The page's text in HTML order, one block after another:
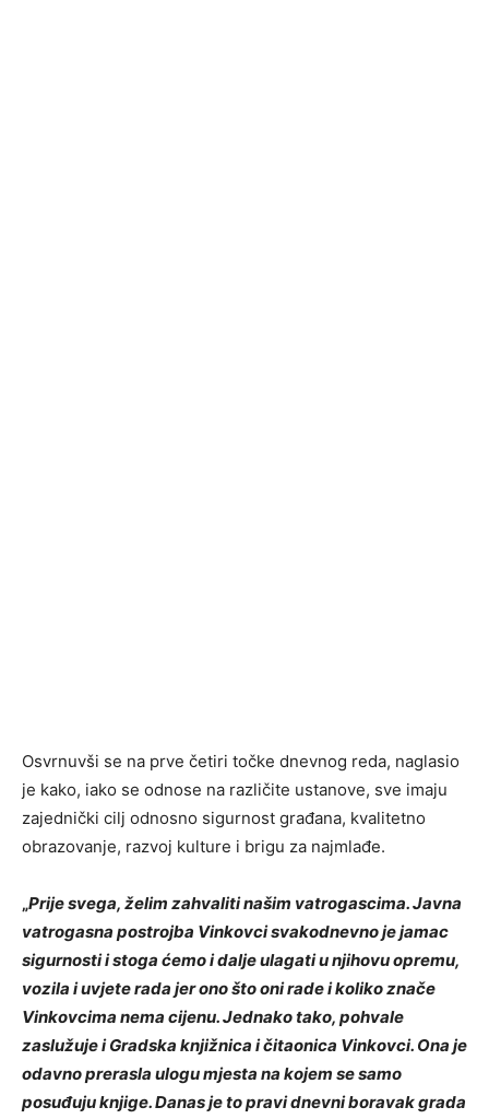
Osvrnuvši se na prve četiri točke dnevnog reda, naglasio
je kako, iako se odnose na različite ustanove, sve imaju
zajednički cilj odnosno sigurnost građana, kvalitetno
obrazovanje, razvoj kulture i brigu za najmlađe.
„Prije svega, želim zahvaliti našim vatrogascima. Javna
vatrogasna postrojba Vinkovci svakodnevno je jamac
sigurnosti i stoga ćemo i dalje ulagati u njihovu opremu,
vozila i uvjete rada jer ono što oni rade i koliko znače
Vinkovcima nema cijenu. Jednako tako, pohvale
zaslužuje i Gradska knjižnica i čitaonica Vinkovci. Ona je
odavno prerasla ulogu mjesta na kojem se samo
posuđuju knjige. Danas je to pravi dnevni boravak grada